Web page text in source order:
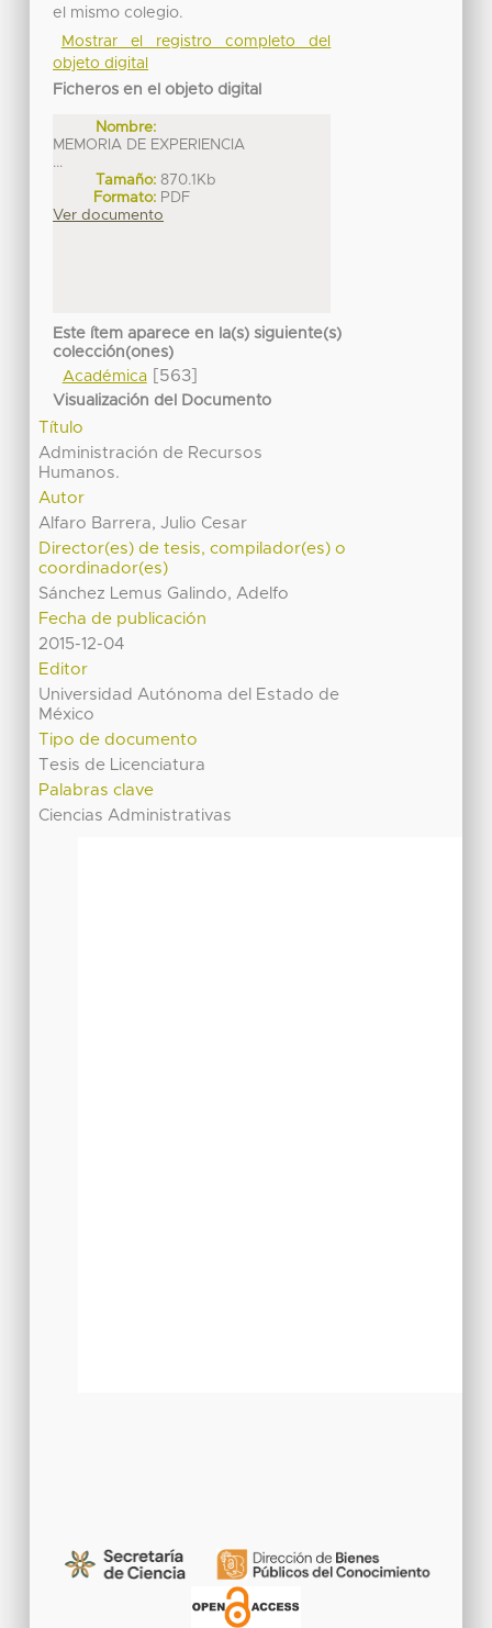
el mismo colegio.
Mostrar el registro completo del
objeto digital
Ficheros en el objeto digital
Nombre:
MEMORIA DE EXPERIENCIA
...
Tamaño: 870.1Kb
Formato: PDF
Ver documento
Este ítem aparece en la(s) siguiente(s)
colección(ones)
Académica[563]
Visualización del Documento
Título
Administración de Recursos
Humanos.
Autor
Alfaro Barrera, Julio Cesar
Director(es) de tesis, compilador(es) o
coordinador(es)
Sánchez Lemus Galindo, Adelfo
Fecha de publicación
2015-12-04
Editor
Universidad Autónoma del Estado de
México
Tipo de documento
Tesis de Licenciatura
Palabras clave
Ciencias Administrativas